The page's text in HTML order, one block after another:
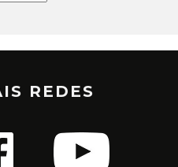
REDES